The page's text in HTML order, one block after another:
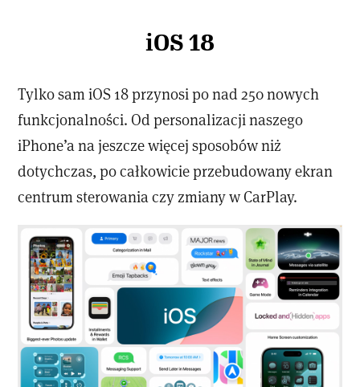
iOS 18
Tylko sam iOS 18 przynosi po nad 250 nowych
funkcjonalności. Od personalizacji naszego
iPhone’a na jeszcze więcej sposobów niż
dotychczas, po całkowicie przebudowany ekran
centrum sterowania czy zmiany w CarPlay.